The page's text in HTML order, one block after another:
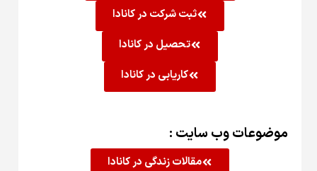
ثبت شرکت در کانادا
تحصیل در کانادا
کاریابی در کانادا
موضوعات وب سایت :
مقالات زندگی در کانادا